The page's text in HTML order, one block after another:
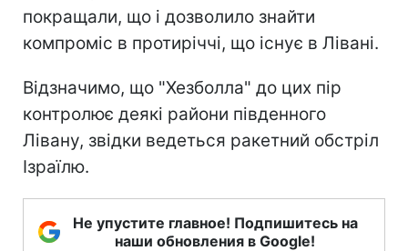
покращали, що і дозволило знайти
компроміс в протиріччі, що існує в Лівані.
Відзначимо, що "Хезболла" до цих пір
контролює деякі райони південного
Лівану, звідки ведеться ракетний обстріл
Ізраїлю.
Не упустите главное! Подпишитесь на
наши обновления в Google!